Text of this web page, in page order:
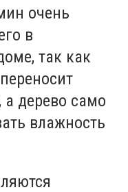
очень
в
так как
а дерево само
влажность